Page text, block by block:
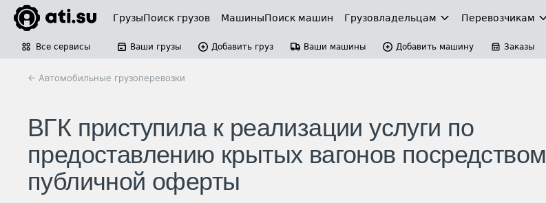
ГрузыПоиск грузов МашиныПоиск машин Грузовладельцам Перевозчикам
Все сервисы Ваши грузы Добавить груз Ваши машины Добавить машину Заказы
← Автомобильные грузоперевозки
ВГК приступила к реализации услуги по
предоставлению крытых вагонов посредством
публичной оферты